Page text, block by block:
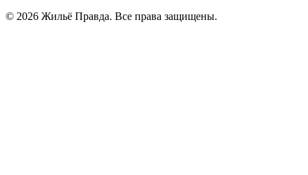
© 2026 Жильё Правда. Все права защищены.